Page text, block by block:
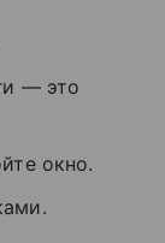
— это
окно.